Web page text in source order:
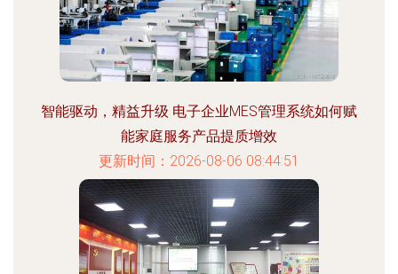
智能驱动，精益升级 电子企业MES管理系统如何赋
能家庭服务产品提质增效
更新时间：2026-08-06 08:44:51